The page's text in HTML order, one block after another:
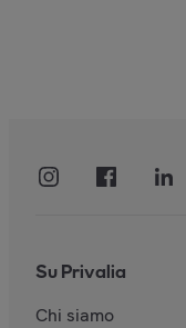
Su Privalia
Chi siamo